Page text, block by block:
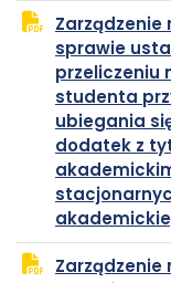
Zarządzenie
sprawie
przeliczeniu
studenta
ubiegania
dodatek z
Zarządzenie